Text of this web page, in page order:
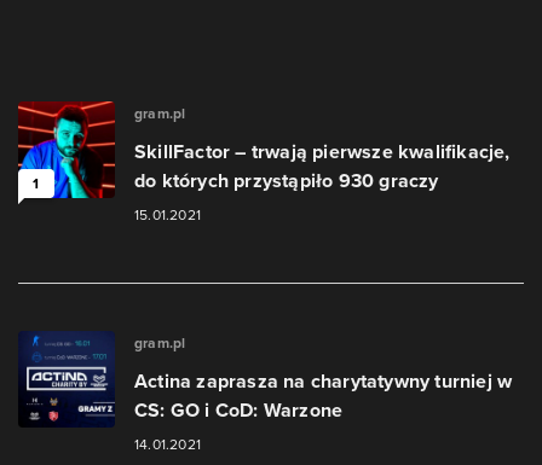
1
gram.pl
SkillFactor – trwają pierwsze kwalifikacje,
do których przystąpiło 930 graczy
15.01.2021
gram.pl
Actina zaprasza na charytatywny turniej w
CS: GO i CoD: Warzone
14.01.2021